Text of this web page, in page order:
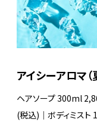
アイシーアロマ（
ヘアソープ 300ml
(税込)｜ボディミス